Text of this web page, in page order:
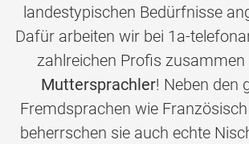
landestypischen Bedürfnisse
Dafür arbeiten wir bei 1a-
zahlreichen Profis
Muttersprachler! Neben den
Fremdsprachen wie
beherrschen sie auch echte